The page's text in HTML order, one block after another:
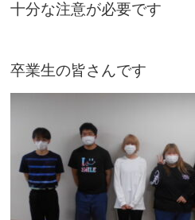
十分な注意が必要です
卒業生の皆さんです